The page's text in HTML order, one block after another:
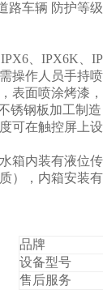
路车辆 防护等
、IPX6K、
操作人员手持
表面喷涂烤漆，
锈钢板加工制
可在触控屏上
箱内装有液位
），内箱安装
品牌
设备型号
售后服务